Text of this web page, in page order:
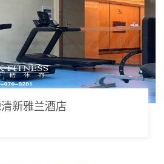
新雅兰酒店